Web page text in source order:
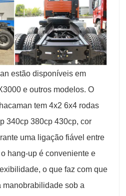
estão disponíveis em
e outros modelos. O
tem 4x2 6x4 rodas
340cp 380cp 430cp, cor
uma ligação fiável entre
hang-up é conveniente e
o que faz com que
manobrabilidade sob a